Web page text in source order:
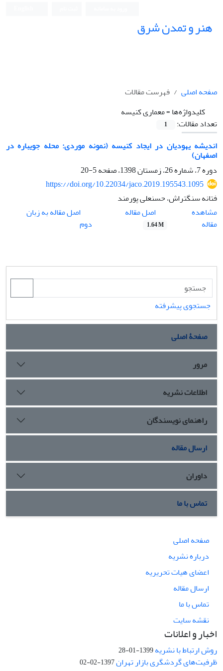
هنر و تمدن شرق
صفحه اصلی
فهرست مقالات
کلیدواژه‌ها =معماری کنیسه
تعداد مقالات:
1
اندیشه یهودیان در ایجاد کنیسه (نمونه موردی: محله جویباره در
اصفهان)
دوره 7، شماره 26، زمستان 1398، صفحه
5-20
https://doi.org/10.22034/jaco.2019.195543.1095
فتانه سنگتراش، حسنعلی پورمند
مشاهده
مقاله
اصل مقاله
1.64 M
اصل مقاله به زبان
دوم
جستجوی پیشرفته
صفحۀ اصلی
مرور
اطلاعات نشریه
راهنمای نویسندگان
ارسال مقاله
داوران
تماس با ما
صفحه اصلی
درباره نشریه
اعضای هیات تحریریه
ارسال مقاله
تماس با ما
نقشه سایت
اخبار و اعلانات
روش ارتباط با نشریه1399-01-28
ظرفیت‌های گردشگری بازار تهران1397-02-02